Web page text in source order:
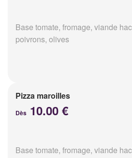
Base tomate, fromage, viande
poivrons, olives
Pizza maroilles
Dès 10.00 €
Base tomate, fromage, viande